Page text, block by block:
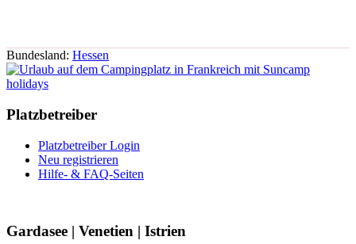
Bundesland: Hessen
Platzbetreiber
Platzbetreiber Login
Neu registrieren
Hilfe- & FAQ-Seiten
Gardasee | Venetien | Istrien